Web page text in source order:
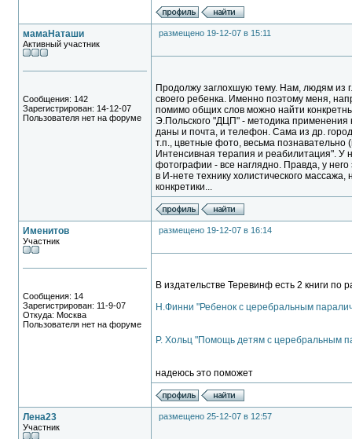
мамаНаташи
Активный участник
Сообщения: 142
Зарегистрирован: 14-12-07
Пользователя нет на форуме
размещено 19-12-07 в 15:11
Продолжу заглохшую тему. Нам, людям из
своего ребенка. Именно поэтому меня,
помимо общих слов можно найти
Э.Польского "ДЦП" - методика применения
даны и почта, и телефон. Сама из др.
т.п., цветные фото, весьма познавательно
Интенсивная терапия и реабилитация". У
фотографии - все наглядно. Правда, у
в И-нете технику холистического
конкретики...
Именитов
Участник
Сообщения: 14
Зарегистрирован: 11-9-07
Откуда: Москва
Пользователя нет на форуме
размещено 19-12-07 в 16:14
В издательстве Теревинф есть 2 книги по
Н.Финни "Ребенок с церебральным
Р. Хольц "Помощь детям с церебральным
надеюсь это поможет
Лена23
Участник
размещено 25-12-07 в 12:57